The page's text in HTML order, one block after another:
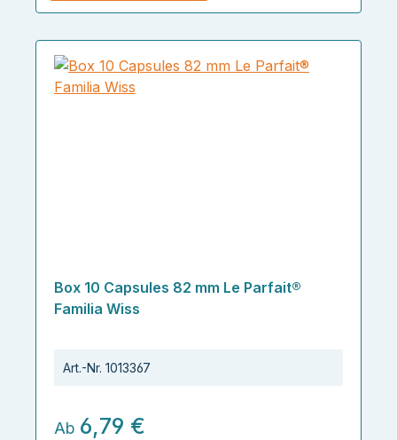
Box 10 Capsules 82 mm Le Parfait®
Familia Wiss
Art.-Nr. 1013367
Ab 6,79 €